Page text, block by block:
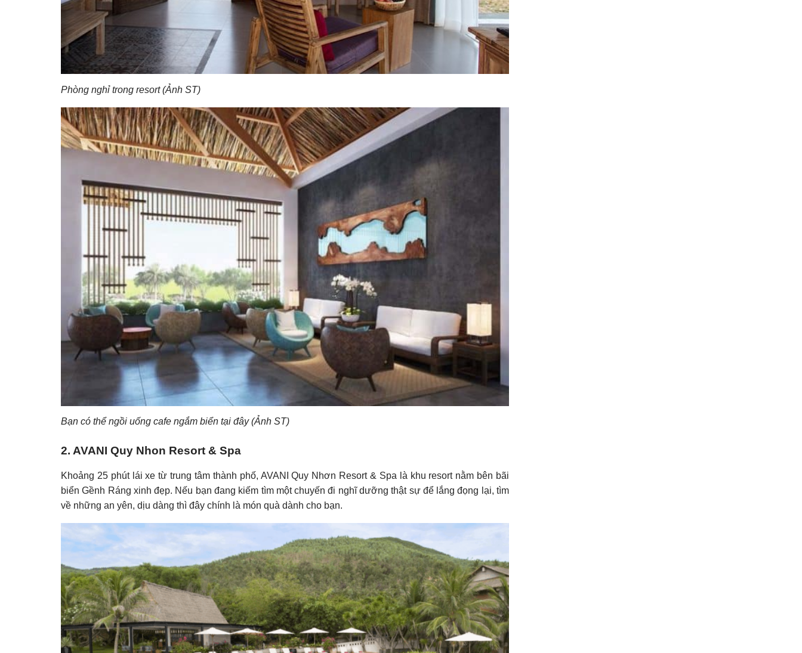
Phòng nghỉ trong resort (Ảnh ST)
Bạn có thể ngồi uống cafe ngắm biển tại đây (Ảnh ST)
2. AVANI Quy Nhon Resort & Spa
Khoảng 25 phút lái xe từ trung tâm thành phố, AVANI Quy Nhơn Resort & Spa là khu resort nằm bên bãi
biển Gềnh Ráng xinh đẹp. Nếu bạn đang kiếm tìm một chuyến đi nghĩ dưỡng thật sự để lắng đọng lại, tìm
về những an yên, dịu dàng thì đây chính là món quà dành cho bạn.